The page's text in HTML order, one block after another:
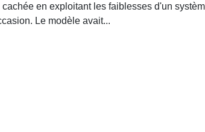
en exploitant les faiblesses d'un
Le modèle avait...